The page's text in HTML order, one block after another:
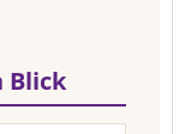
Blick